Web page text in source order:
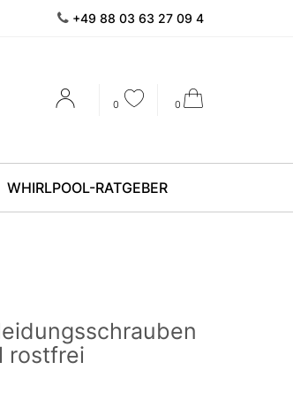
+49 88 03 63 27 09 4
0 0
WHIRLPOOL-RATGEBER
rostfrei